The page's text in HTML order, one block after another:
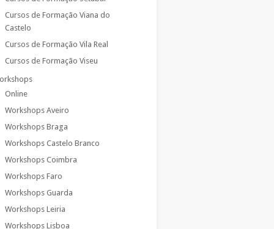
Cursos de Formação Viana do
Castelo
Cursos de Formação Vila Real
Cursos de Formação Viseu
Online
Workshops Aveiro
Workshops Braga
Workshops Castelo Branco
Workshops Coimbra
Workshops Faro
Workshops Guarda
Workshops Leiria
Workshops Lisboa